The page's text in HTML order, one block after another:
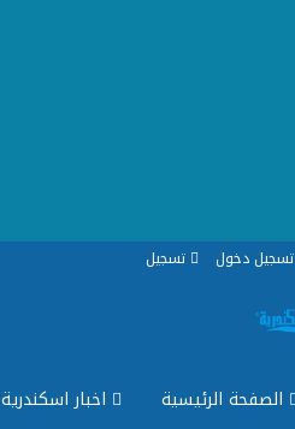
تسجيل دخول تسجيل
الصفحة الرئيسية اخبار اسكندرية